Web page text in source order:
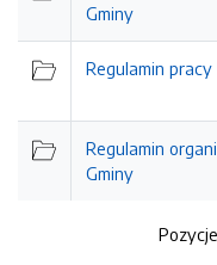
Gminy
Regulamin
Regulamin
Gminy